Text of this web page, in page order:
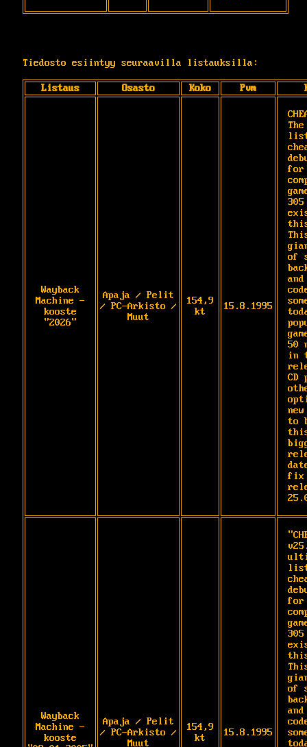
Tiedosto esiintyy seuraavilla listauksilla:
Listaus Osasto Koko Pvm
Wayback
Machine -
kooste
"2026"
Apaja / Pelit
/ PC-Arkisto /
Muut
154,9
kt
15.8.1995
for
305
of
50
in
CD
to
fix
Wayback
Machine -
kooste
Apaja / Pelit
/ PC-Arkisto /
Muut
154,9
kt
15.8.1995
for
305
of